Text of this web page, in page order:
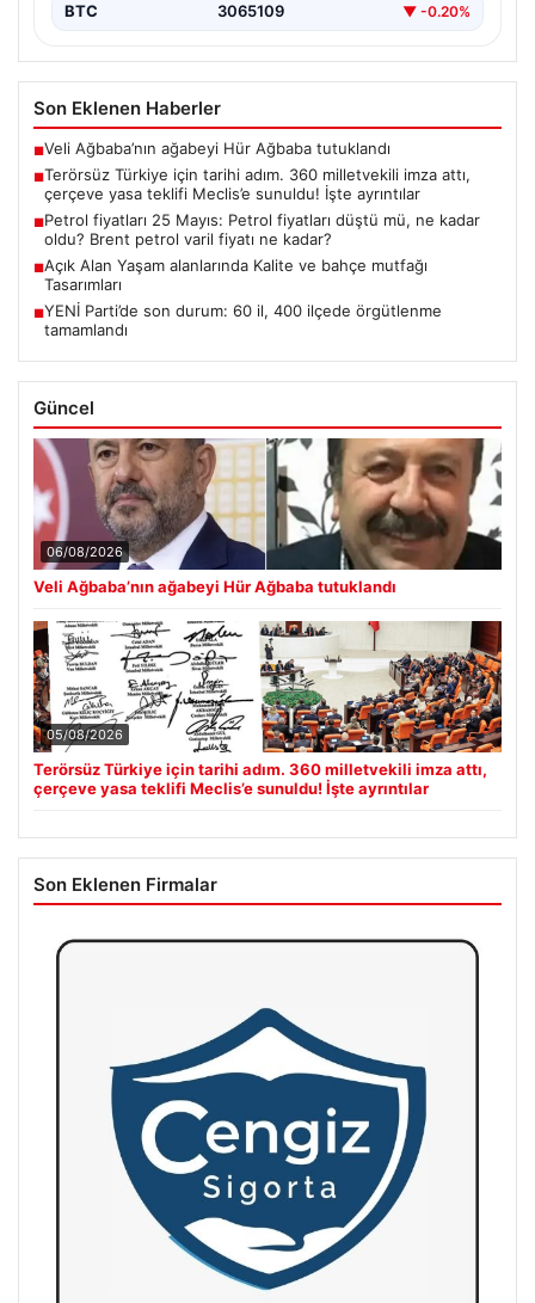
BTC 3065109 ▼ -0.20%
Son Eklenen Haberler
■Veli Ağbaba’nın ağabeyi Hür Ağbaba tutuklandı
■Terörsüz Türkiye için tarihi adım. 360 milletvekili imza attı,
çerçeve yasa teklifi Meclis’e sunuldu! İşte ayrıntılar
■Petrol fiyatları 25 Mayıs: Petrol fiyatları düştü mü, ne kadar
oldu? Brent petrol varil fiyatı ne kadar?
■Açık Alan Yaşam alanlarında Kalite ve bahçe mutfağı
Tasarımları
■YENİ Parti’de son durum: 60 il, 400 ilçede örgütlenme
tamamlandı
Güncel
06/08/2026
Veli Ağbaba’nın ağabeyi Hür Ağbaba tutuklandı
05/08/2026
Terörsüz Türkiye için tarihi adım. 360 milletvekili imza attı,
çerçeve yasa teklifi Meclis’e sunuldu! İşte ayrıntılar
Son Eklenen Firmalar